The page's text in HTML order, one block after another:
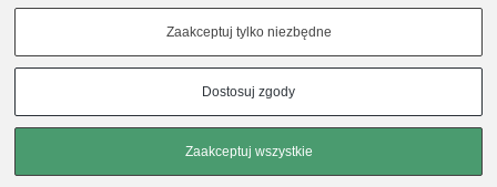
budynku), 30-415 Kraków
Dołącz do nas w mediach społecznościowych!
Copyrights © 2023 - SPOKO-MOTYW.PL
Zaakceptuj tylko niezbędne
Dostosuj zgody
Zaakceptuj wszystkie